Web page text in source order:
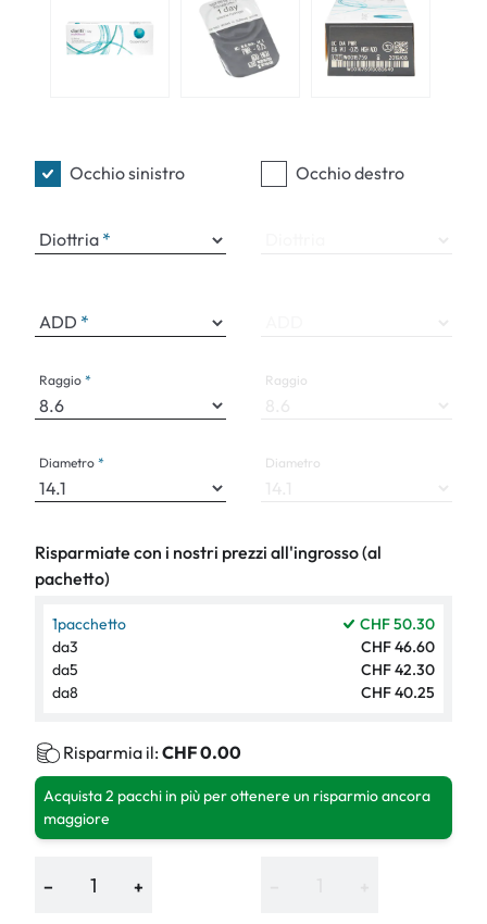
Occhio sinistro
Diottria
ADD
Raggio
Diametro
Occhio destro
Raggio
Diametro
Risparmiate con i nostri prezzi all'ingrosso (al
pachetto)
1pacchetto
CHF 50.30
da3
CHF 46.60
da5
CHF 42.30
da8 CHF 40.25
Risparmia il: CHF 0.00
Acquista 2 pacchi in più per ottenere un risparmio ancora
maggiore
− +